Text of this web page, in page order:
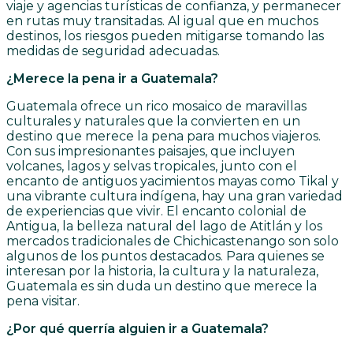
viaje y agencias turísticas de confianza, y permanecer
en rutas muy transitadas. Al igual que en muchos
destinos, los riesgos pueden mitigarse tomando las
medidas de seguridad adecuadas.
¿Merece la pena ir a Guatemala?
Guatemala ofrece un rico mosaico de maravillas
culturales y naturales que la convierten en un
destino que merece la pena para muchos viajeros.
Con sus impresionantes paisajes, que incluyen
volcanes, lagos y selvas tropicales, junto con el
encanto de antiguos yacimientos mayas como Tikal y
una vibrante cultura indígena, hay una gran variedad
de experiencias que vivir. El encanto colonial de
Antigua, la belleza natural del lago de Atitlán y los
mercados tradicionales de Chichicastenango son solo
algunos de los puntos destacados. Para quienes se
interesan por la historia, la cultura y la naturaleza,
Guatemala es sin duda un destino que merece la
pena visitar.
¿Por qué querría alguien ir a Guatemala?